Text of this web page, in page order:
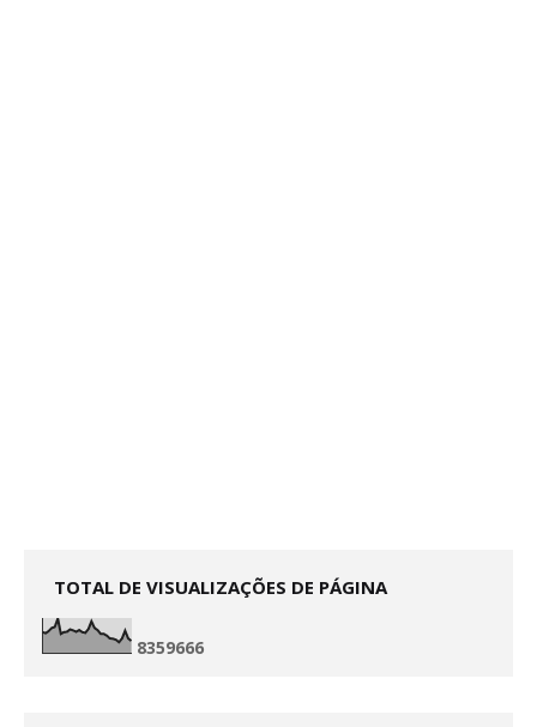
TOTAL DE VISUALIZAÇÕES DE PÁGINA
8359666